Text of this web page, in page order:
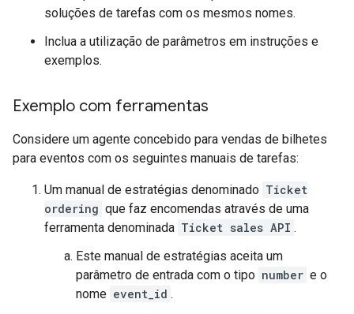
soluções de tarefas com os mesmos nomes.
Inclua a utilização de parâmetros em instruções e
exemplos.
Exemplo com ferramentas
Considere um agente concebido para vendas de bilhetes
para eventos com os seguintes manuais de tarefas:
Um manual de estratégias denominado Ticket
ordering que faz encomendas através de uma
ferramenta denominada Ticket sales API .
Este manual de estratégias aceita um
parâmetro de entrada com o tipo number e o
nome event_id .